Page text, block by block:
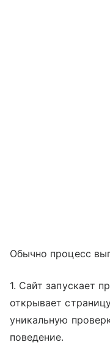
Обычно процесс
1. Сайт запускает
открывает
уникальную
поведение.